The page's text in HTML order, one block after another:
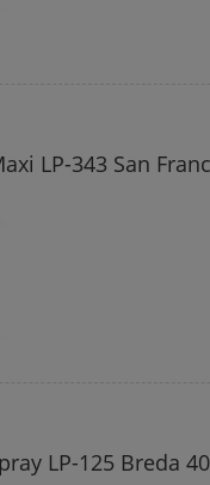
LP-343 San
LP-125 Breda